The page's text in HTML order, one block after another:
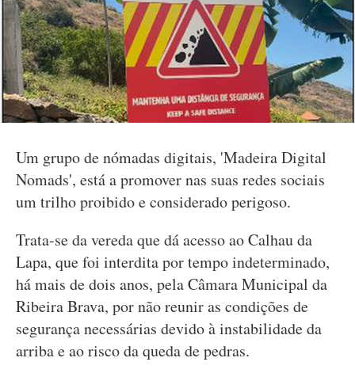
Um grupo de nómadas digitais, 'Madeira Digital
Nomads', está a promover nas suas redes sociais
um trilho proibido e considerado perigoso.
Trata-se da vereda que dá acesso ao Calhau da
Lapa, que foi interdita por tempo indeterminado,
há mais de dois anos, pela Câmara Municipal da
Ribeira Brava, por não reunir as condições de
segurança necessárias devido à instabilidade da
arriba e ao risco da queda de pedras.